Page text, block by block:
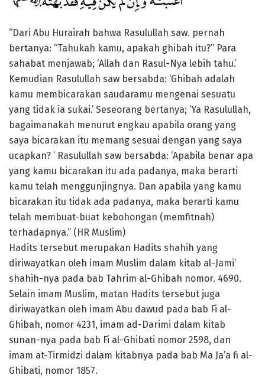
“Dari Abu Hurairah bahwa Rasulullah saw. pernah
bertanya: “Tahukah kamu, apakah ghibah itu?” Para
sahabat menjawab; ‘Allah dan Rasul-Nya lebih tahu.’
Kemudian Rasulullah saw bersabda: ‘Ghibah adalah
kamu membicarakan saudaramu mengenai sesuatu
yang tidak ia sukai.’ Seseorang bertanya; ‘Ya Rasulullah,
bagaimanakah menurut engkau apabila orang yang
saya bicarakan itu memang sesuai dengan yang saya
ucapkan? ‘ Rasulullah saw bersabda: ‘Apabila benar apa
yang kamu bicarakan itu ada padanya, maka berarti
kamu telah menggunjingnya. Dan apabila yang kamu
bicarakan itu tidak ada padanya, maka berarti kamu
telah membuat-buat kebohongan (memfitnah)
terhadapnya.” (HR Muslim)
Hadits tersebut merupakan Hadits shahih yang
diriwayatkan oleh imam Muslim dalam kitab al-Jami’
shahih-nya pada bab Tahrim al-Ghibah nomor. 4690.
Selain imam Muslim, matan Hadits tersebut juga
diriwayatkan oleh imam Abu dawud pada bab Fi al-
Ghibah, nomor 4231, imam ad-Darimi dalam kitab
sunan-nya pada bab Fi al-Ghibati nomor 2598, dan
imam at-Tirmidzi dalam kitabnya pada bab Ma Ja’a fi al-
Ghibati, nomor 1857.